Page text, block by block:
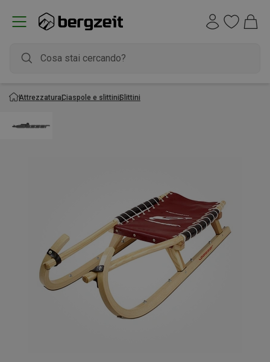
AttrezzaturaCiaspole e slittiniSlittini